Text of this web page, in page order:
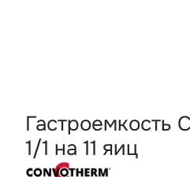
Гастроемкость
1/1 на 11 яиц